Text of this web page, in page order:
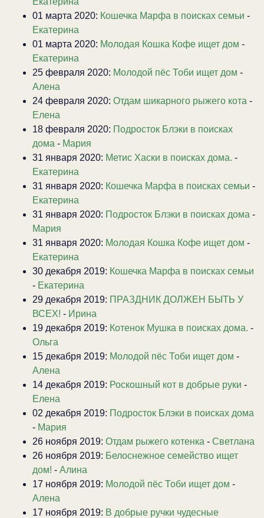
01 марта 2020: Кошечка Марфа в поисках семьи -
Екатерина
01 марта 2020: Молодая Кошка Кофе ищет дом -
Екатерина
25 февраля 2020: Молодой пёс Тоби ищет дом -
Алена
24 февраля 2020: Отдам шикарного рыжего кота -
Елена
18 февраля 2020: Подросток Блэки в поисках
дома - Мария
31 января 2020: Метис Хаски в поисках дома. -
Екатерина
31 января 2020: Кошечка Марфа в поисках семьи -
Екатерина
31 января 2020: Подросток Блэки в поисках дома -
Мария
31 января 2020: Молодая Кошка Кофе ищет дом -
Екатерина
30 декабря 2019: Кошечка Марфа в поисках семьи
- Екатерина
29 декабря 2019: ПРАЗДНИК ДОЛЖЕН БЫТЬ У
ВСЕХ! - Ирина
19 декабря 2019: Котенок Мушка в поисках дома. -
Ольга
15 декабря 2019: Молодой пёс Тоби ищет дом -
Алена
14 декабря 2019: Роскошный кот в добрые руки -
Елена
02 декабря 2019: Подросток Блэки в поисках дома
- Мария
26 ноября 2019: Отдам рыжего котенка - Светлана
26 ноября 2019: Белоснежное семейство ищет
дом! - Алина
17 ноября 2019: Молодой пёс Тоби ищет дом -
Алена
17 ноября 2019: В добрые ручки чудесные